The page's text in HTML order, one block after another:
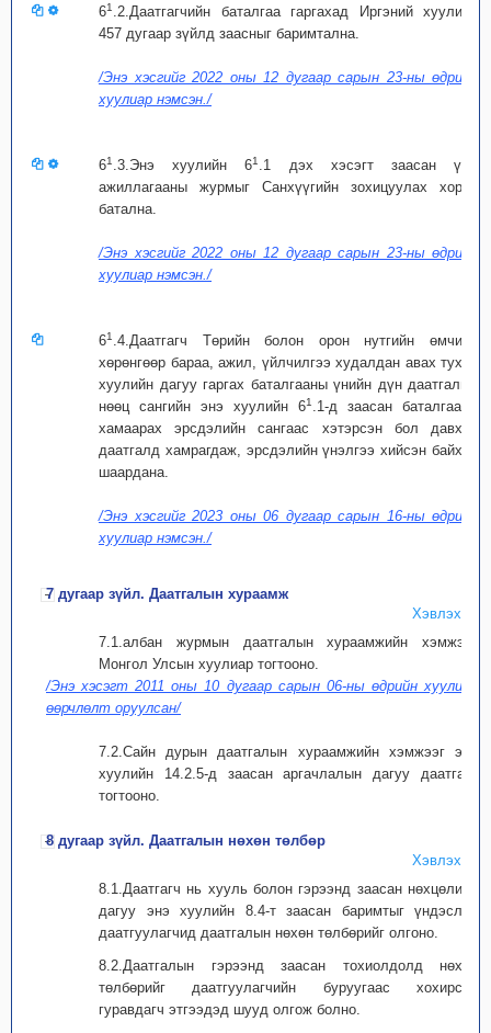
61 .2.Даатгагчийн баталгаа гаргахад Иргэний хуулийн
457 дугаар зүйлд заасныг баримтална.
/Энэ хэсгийг 2022 оны 12 дугаар сарын 23-ны өдрийн
хуулиар нэмсэн./
61 .3.Энэ хуулийн 61 .1 дэх хэсэгт заасан үйл
ажиллагааны журмыг Санхүүгийн зохицуулах хороо
батална.
/Энэ хэсгийг 2022 оны 12 дугаар сарын 23-ны өдрийн
хуулиар нэмсэн./
61 .4.Даатгагч Төрийн болон орон нутгийн өмчийн
хөрөнгөөр бараа, ажил, үйлчилгээ худалдан авах тухай
хуулийн дагуу гаргах баталгааны үнийн дүн даатгалын
нөөц сангийн энэ хуулийн 61 .1-д заасан баталгаанд
хамаарах эрсдэлийн сангаас хэтэрсэн бол давхар
даатгалд хамрагдаж, эрсдэлийн үнэлгээ хийсэн байхыг
шаардана.
/Энэ хэсгийг 2023 оны 06 дугаар сарын 16-ны өдрийн
хуулиар нэмсэн./
7 дугаар зүйл. Даатгалын хураамж
Хэвлэх
7.1.албан журмын даатгалын хураамжийн хэмжээг
Монгол Улсын хуулиар тогтооно.
/Энэ хэсэгт 2011 оны 10 дугаар сарын 06-ны өдрийн хуулиар
өөрчлөлт оруулсан/
7.2.Сайн дурын даатгалын хураамжийн хэмжээг энэ
хуулийн 14.2.5-д заасан аргачлалын дагуу даатгагч
тогтооно.
8 дугаар зүйл. Даатгалын нөхөн төлбөр
Хэвлэх
8.1.Даатгагч нь хууль болон гэрээнд заасан нөхцөлийн
дагуу энэ хуулийн 8.4-т заасан баримтыг үндэслэн
даатгуулагчид даатгалын нөхөн төлбөрийг олгоно.
8.2.Даатгалын гэрээнд заасан тохиолдолд нөхөн
төлбөрийг даатгуулагчийн буруугаас хохирсон
гуравдагч этгээдэд шууд олгож болно.